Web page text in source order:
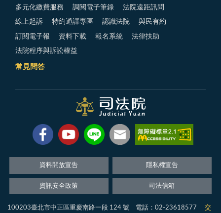
多元化繳費服務 調閱電子筆錄 法院遠距訊問
線上起訴 特約通譯專區 認識法院 與民有約
訂閱電子報 資料下載 報名系統 法律扶助
法院程序與訴訟權益
常見問答
資料開放宣告 隱私權宣告
資訊安全政策 司法信箱
100203臺北市中正區重慶南路一段 124 號 電話：02-23618577 交